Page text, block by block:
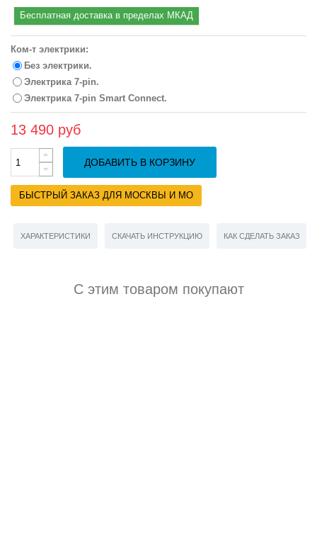
Бесплатная доставка в пределах МКАД
Ком-т электрики:
Без электрики.
Электрика 7-pin.
Электрика 7-pin Smart Connect.
13 490 руб
ДОБАВИТЬ В КОРЗИНУ
БЫСТРЫЙ ЗАКАЗ ДЛЯ МОСКВЫ И МО
ХАРАКТЕРИСТИКИ СКАЧАТЬ ИНСТРУКЦИЮ КАК СДЕЛАТЬ ЗАКАЗ
С этим товаром покупают